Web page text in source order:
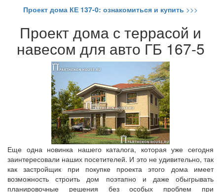
Проект дома КЕ 137-0: ознакомиться и купить >>>
Проект дома с террасой и
навесом для авто ГБ 167-5
Еще одна новинка нашего каталога, которая уже сегодня
заинтересовали наших посетителей. И это не удивительно, так
как застройщик при покупке проекта этого дома имеет
возможность строить дом поэтапно и даже обыгрывать
планировочные решения без особых проблем при